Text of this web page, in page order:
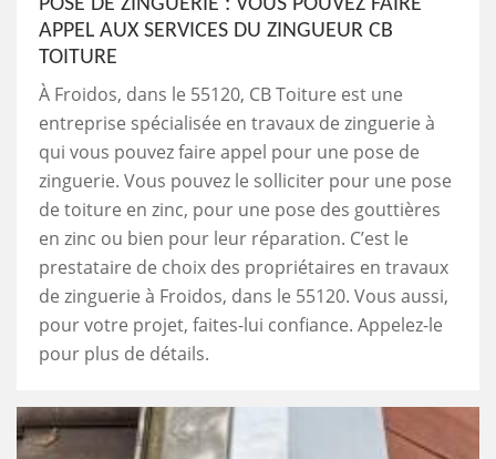
APPEL AUX SERVICES DU ZINGUEUR CB
TOITURE
À Froidos, dans le 55120, CB Toiture est une
entreprise spécialisée en travaux de zinguerie à
qui vous pouvez faire appel pour une pose de
zinguerie. Vous pouvez le solliciter pour une pose
de toiture en zinc, pour une pose des gouttières
en zinc ou bien pour leur réparation. C’est le
prestataire de choix des propriétaires en travaux
de zinguerie à Froidos, dans le 55120. Vous aussi,
pour votre projet, faites-lui confiance. Appelez-le
pour plus de détails.